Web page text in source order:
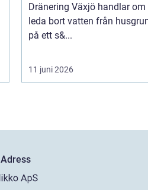
Dränering Växjö handlar
leda bort vatten från
på ett s&...
11 juni 2026
Adress